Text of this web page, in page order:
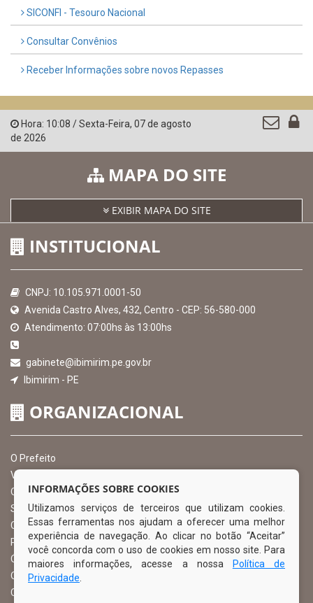
SICONFI - Tesouro Nacional
Consultar Convênios
Receber Informações sobre novos Repasses
Hora: 10:08 /Sexta-Feira, 07 de agosto
de 2026
MAPA DO SITE
EXIBIR MAPA DO SITE
INSTITUCIONAL
CNPJ: 10.105.971.0001-50
Avenida Castro Alves, 432, Centro - CEP: 56-580-000
Atendimento: 07:00hs às 13:00hs
gabinete@ibimirim.pe.gov.br
Ibimirim - PE
ORGANIZACIONAL
O Prefeito
Vice Prefeito
Ouvidoria Municipal
Serviço de Informação ao Cidadão – SIC
Chefe de Gabinete
Procuradoria Geral
Órgão de Controle Interno
Organograma
Comissão Permanente de Licitação – CPL
INFORMAÇÕES SOBRE COOKIES
Utilizamos serviços de terceiros que utilizam cookies.
Essas ferramentas nos ajudam a oferecer uma melhor
experiência de navegação. Ao clicar no botão “Aceitar”
você concorda com o uso de cookies em nosso site. Para
maiores informações, acesse a nossa
Política de
Privacidade